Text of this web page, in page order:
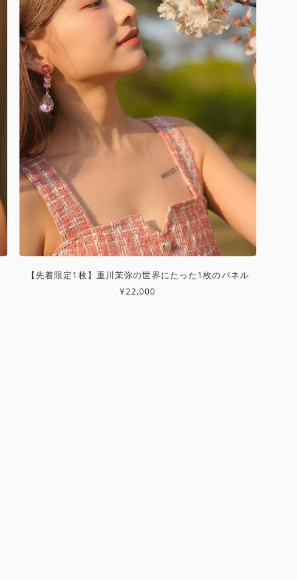
【先着限定1枚】重川茉弥の世界にたった1枚のパネル
¥22,000